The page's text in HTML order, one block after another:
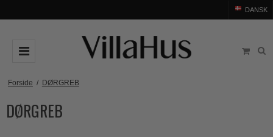
DANSK
DØRGREB
Arne Jacobsen dørgreb
DØRHAMMER
Forside / DØRGREB
DØRGREB